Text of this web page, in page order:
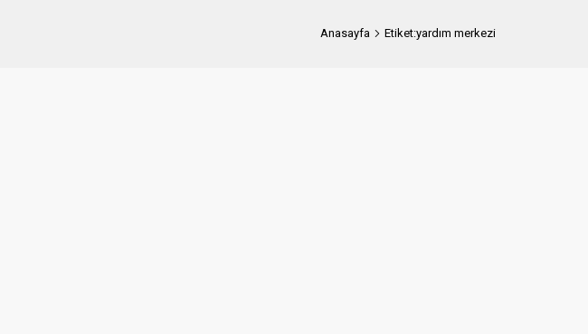
Anasayfa Etiket:yardım merkezi